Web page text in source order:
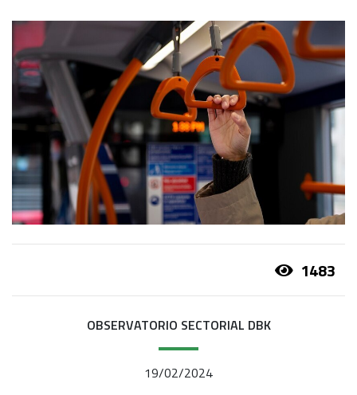
1483
OBSERVATORIO SECTORIAL DBK
19/02/2024